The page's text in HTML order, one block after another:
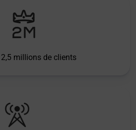
2,5 millions de clients